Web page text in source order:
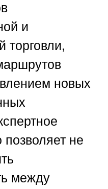
и
торговли,
новых
не
между